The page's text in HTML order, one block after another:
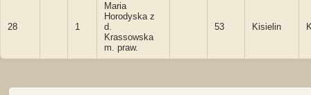
28 1
Maria
Horodyska z
d.
Krassowska
m. praw.
53 Kisielin